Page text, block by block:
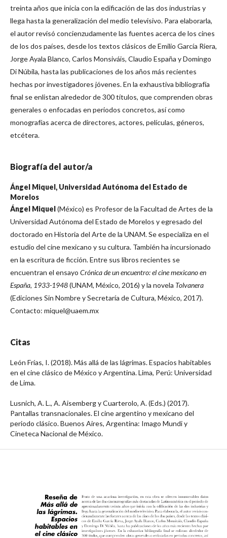
treinta años que inicia con la edificación de las dos industrias y
llega hasta la generalización del medio televisivo. Para elaborarla,
el autor revisó concienzudamente las fuentes acerca de los cines
de los dos países, desde los textos clásicos de Emilio García Riera,
Jorge Ayala Blanco, Carlos Monsiváis, Claudio España y Domingo
Di Núbila, hasta las publicaciones de los años más recientes
hechas por investigadores jóvenes. En la exhaustiva bibliografía
final se enlistan alrededor de 300 títulos, que comprenden obras
generales o enfocadas en periodos concretos, así como
monografías acerca de directores, actores, películas, géneros,
etcétera.
Biografía del autor/a
Ángel Miquel, Universidad Autónoma del Estado de
Morelos
Ángel Miquel(México) es Profesor de la Facultad de Artes de la
Universidad Autónoma del Estado de Morelos y egresado del
doctorado en Historia del Arte de la UNAM. Se especializa en el
estudio del cine mexicano y su cultura. También ha incursionado
en la escritura de ficción. Entre sus libros recientes se
encuentran el ensayo Crónica de un encuentro: el cine mexicano en
España, 1933-1948(UNAM, México, 2016) y la novela Tolvanera
(Ediciones Sin Nombre y Secretaría de Cultura, México, 2017).
Contacto: miquel@uaem.mx
Citas
León Frías, I. (2018). Más allá de las lágrimas. Espacios habitables
en el cine clásico de México y Argentina. Lima, Perú: Universidad
de Lima.
Lusnich, A. L., A. Aisemberg y Cuarterolo, A. (Eds.) (2017).
Pantallas transnacionales. El cine argentino y mexicano del
periodo clásico. Buenos Aires, Argentina: Imago Mundi y
Cineteca Nacional de México.